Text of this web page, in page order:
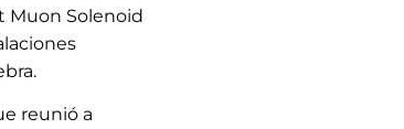
Muon Solenoid
reunió a